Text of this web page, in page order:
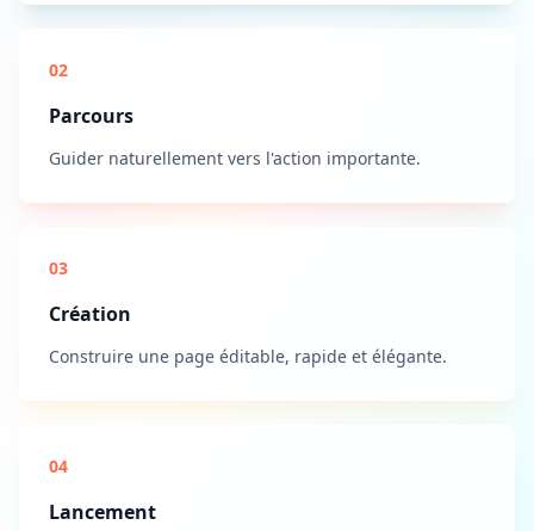
02
Parcours
Guider naturellement vers l'action importante.
03
Création
Construire une page éditable, rapide et élégante.
04
Lancement